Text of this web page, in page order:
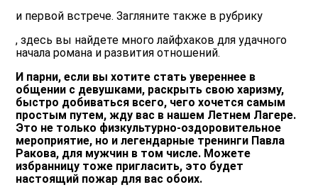
и первой встрече. Загляните также в рубрику
, здесь вы найдете много лайфхаков для удачного
начала романа и развития отношений.
И парни, если вы хотите стать увереннее в
общении с девушками, раскрыть свою харизму,
быстро добиваться всего, чего хочется самым
простым путем, жду вас в нашем Летнем Лагере.
Это не только физкультурно-оздоровительное
мероприятие, но и легендарные тренинги Павла
Ракова, для мужчин в том числе. Можете
избранницу тоже пригласить, это будет
настоящий пожар для вас обоих.